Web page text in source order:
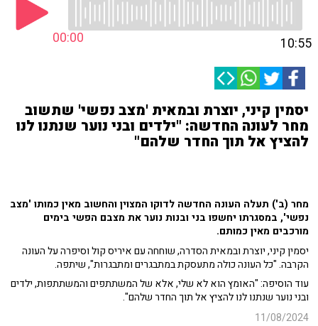
00:00 10:55
יסמין קיני, יוצרת ובמאית 'מצב נפשי' שתשוב
מחר לעונה החדשה: "ילדים ובני נוער שנתנו לנו
להציץ אל תוך החדר שלהם"
מחר (ב') תעלה העונה החדשה לדוקו המצוין והחשוב מאין כמותו 'מצב
נפשי', במסגרתו יחשפו בני ובנות נוער את מצבם הפשי בימים
מורכבים מאין כמותם.
יסמין קיני, יוצרת ובמאית הסדרה, שוחחה עם איריס קול וסיפרה על העונה
הקרבה. "כל העונה כולה מתעסקת במתבגרים ומתבגרות", שיתפה.
עוד הוסיפה: "האומץ הוא לא שלי, אלא של המשתתפים והמשתתפות, ילדים
ובני נוער שנתנו לנו להציץ אל תוך החדר שלהם".
11/08/2024